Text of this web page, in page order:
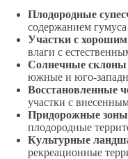
Плодородные
содержанием
Участки с
влаги с
Солнечные
южные и юго-
Восстановленные
участки с
Придорожные зоны
плодородные
Культурные
рекреационные